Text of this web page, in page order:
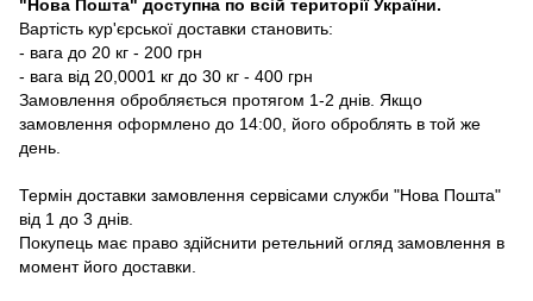
"Нова Пошта" доступна по всій території України.
Вартість кур'єрської доставки становить:
- вага до 20 кг - 200 грн
- вага від 20,0001 кг до 30 кг - 400 грн
Замовлення обробляється протягом 1-2 днів. Якщо
замовлення оформлено до 14:00, його оброблять в той же
день.
Термін доставки замовлення сервісами служби "Нова Пошта"
від 1 до 3 днів.
Покупець має право здійснити ретельний огляд замовлення в
момент його доставки.